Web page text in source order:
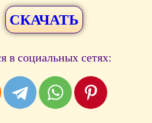
СКАЧАТЬ
в социальных сетях: